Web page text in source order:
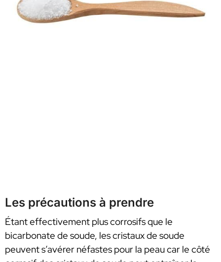
Les précautions à prendre
Étant effectivement plus corrosifs que le
bicarbonate de soude, les cristaux de soude
peuvent s’avérer néfastes pour la peau car le côté